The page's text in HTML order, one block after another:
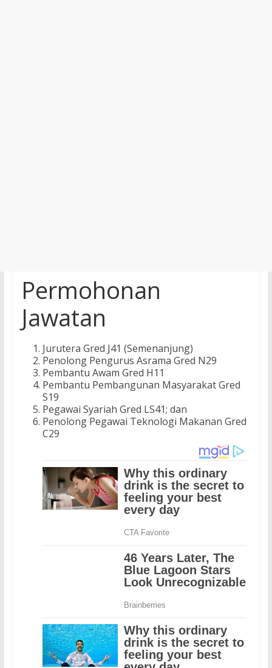
Permohonan
Jawatan
Jurutera Gred J41 (Semenanjung)
Penolong Pengurus Asrama Gred N29
Pembantu Awam Gred H11
Pembantu Pembangunan Masyarakat Gred
S19
Pegawai Syariah Gred LS41; dan
Penolong Pegawai Teknologi Makanan Gred
C29